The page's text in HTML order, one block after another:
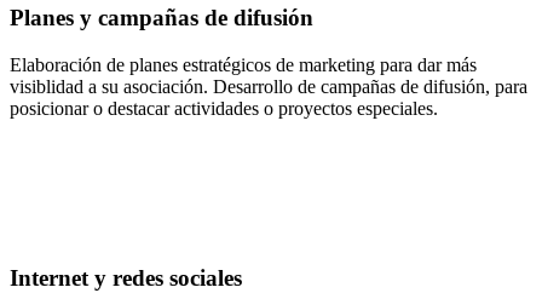
Planes y campañas de difusión
Elaboración de planes estratégicos de marketing para dar más
visiblidad a su asociación. Desarrollo de campañas de difusión, para
posicionar o destacar actividades o proyectos especiales.
Internet y redes sociales